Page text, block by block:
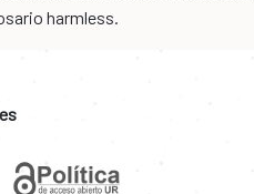
harmless.